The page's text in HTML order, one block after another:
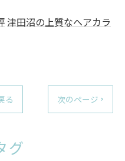
津田沼の上質なヘアカラ
る 次のページ >
グ